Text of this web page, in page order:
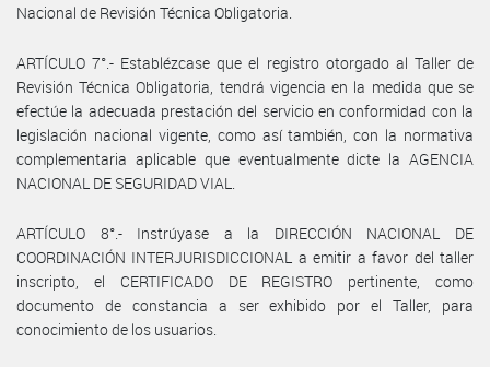
Nacional de Revisión Técnica Obligatoria.
ARTÍCULO 7°.- Establézcase que el registro otorgado al Taller de
Revisión Técnica Obligatoria, tendrá vigencia en la medida que se
efectúe la adecuada prestación del servicio en conformidad con la
legislación nacional vigente, como así también, con la normativa
complementaria aplicable que eventualmente dicte la AGENCIA
NACIONAL DE SEGURIDAD VIAL.
ARTÍCULO 8°.- Instrúyase a la DIRECCIÓN NACIONAL DE
COORDINACIÓN INTERJURISDICCIONAL a emitir a favor del taller
inscripto, el CERTIFICADO DE REGISTRO pertinente, como
documento de constancia a ser exhibido por el Taller, para
conocimiento de los usuarios.